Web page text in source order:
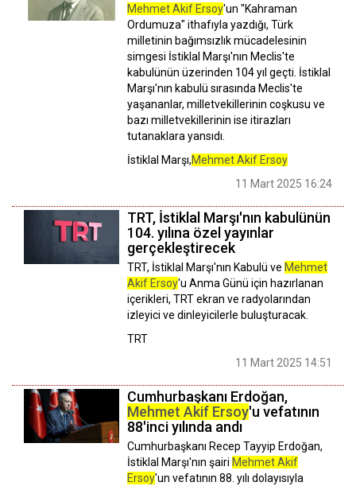
Mehmet Akif Ersoy'un "Kahraman
Ordumuza" ithafıyla yazdığı, Türk
milletinin bağımsızlık mücadelesinin
simgesi İstiklal Marşı'nın Meclis'te
kabulünün üzerinden 104 yıl geçti. İstiklal
Marşı'nın kabulü sırasında Meclis'te
yaşananlar, milletvekillerinin coşkusu ve
bazı milletvekillerinin ise itirazları
tutanaklara yansıdı.
İstiklal Marşı,Mehmet Akif Ersoy
11 Mart 2025 16:24
TRT, İstiklal Marşı'nın kabulünün
104. yılına özel yayınlar
gerçekleştirecek
TRT, İstiklal Marşı'nın Kabulü ve Mehmet
Akif Ersoy'u Anma Günü için hazırlanan
içerikleri, TRT ekran ve radyolarından
izleyici ve dinleyicilerle buluşturacak.
TRT
11 Mart 2025 14:51
Cumhurbaşkanı Erdoğan,
Mehmet Akif Ersoy'u vefatının
88'inci yılında andı
Cumhurbaşkanı Recep Tayyip Erdoğan,
İstiklal Marşı'nın şairi Mehmet Akif
Ersoy'un vefatının 88. yılı dolayısıyla